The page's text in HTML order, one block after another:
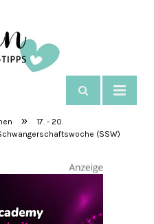
»
17. - 20.
(SSW)